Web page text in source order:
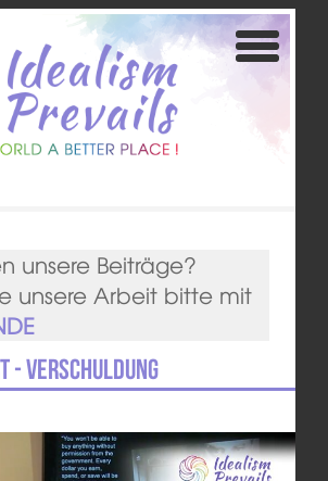
unsere Beiträge?
unsere Arbeit bitte mit
- Verschuldung